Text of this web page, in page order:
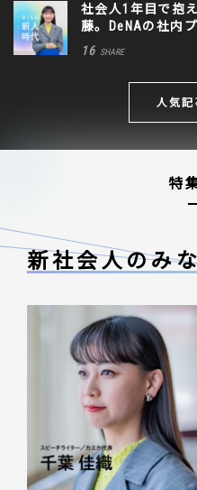
社会人1年目で抱
藤。DeNAの社内
生きる道
16 SHARE
人気記
特
新社会人のみ